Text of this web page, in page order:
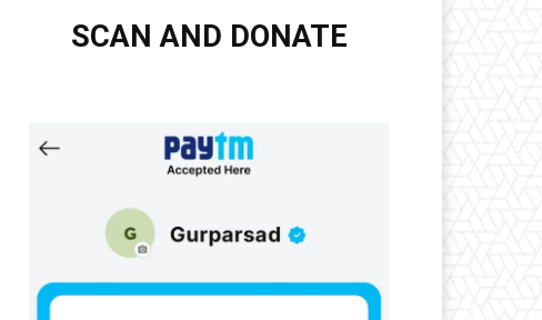
SCAN AND DONATE